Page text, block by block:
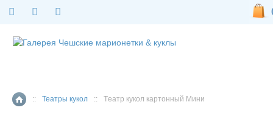
Главная страница
:: Театры кукол :: Tеатр кукол картонный Мини